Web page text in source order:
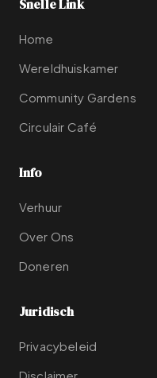
Snelle Link
Home
Wereldhuiskamer
Community Gardens
Circulair Café
Info
Verhuur
Over Ons
Doneren
Juridisch
Privacybeleid